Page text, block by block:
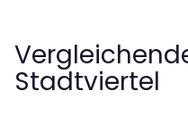
Stadtviertel